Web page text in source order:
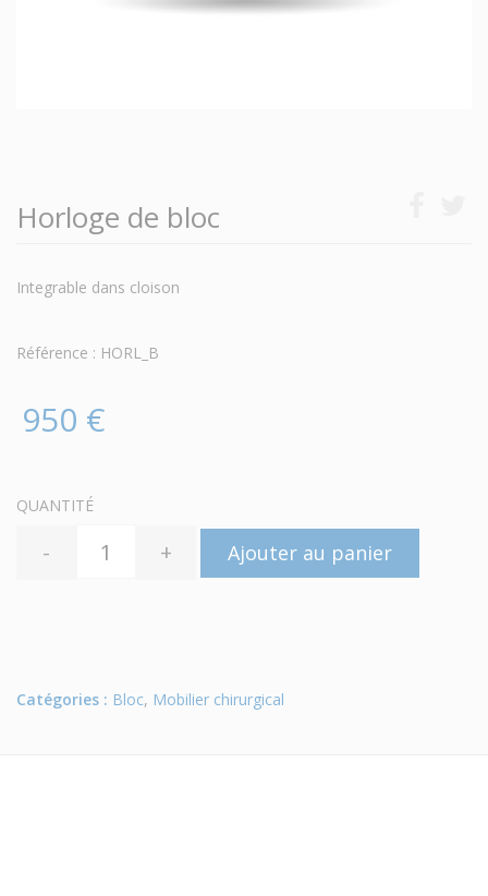
Horloge de bloc
Integrable dans cloison
Référence : HORL_B
950 €
QUANTITÉ
- + Ajouter au panier
Catégories : Bloc, Mobilier chirurgical